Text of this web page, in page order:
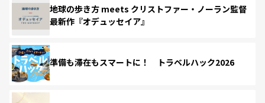
地球の歩き方 meets クリストファー・ノーラン監督
最新作『オデュッセイア』
準備も滞在もスマートに！ トラベルハック2026